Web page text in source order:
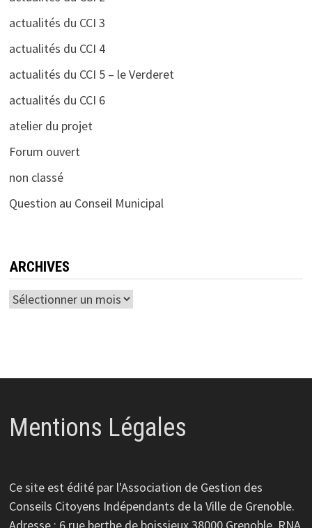
actualités du CCI 3
actualités du CCI 4
actualités du CCI 5 – le Verderet
actualités du CCI 6
atelier du projet
Forum ouvert
non classé
Question au Conseil Municipal
ARCHIVES
Archives
Mentions Légales
Ce site est édité par l'Association de Gestion des
Conseils Citoyens Indépendants de la Ville de Grenoble.
Adresse : 6 rue berthe de boissieux 38000 Grenoble. RNA